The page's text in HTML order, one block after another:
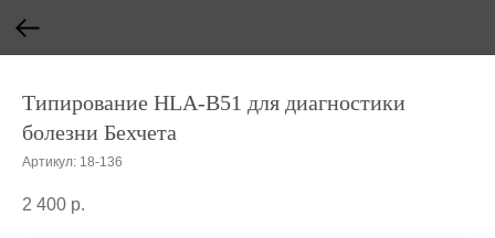
Типирование HLA-B51 для диагностики
болезни Бехчета
Артикул: 18-136
2 400 р.